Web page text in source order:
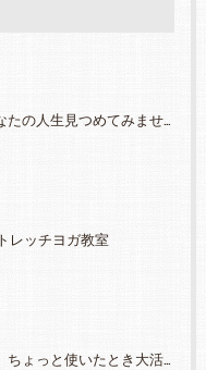
四柱推命占いであなたの人生見つめてみませんか？
レッチヨガ教室
ミシンレンタル中 ちょっと使いたとき大活躍